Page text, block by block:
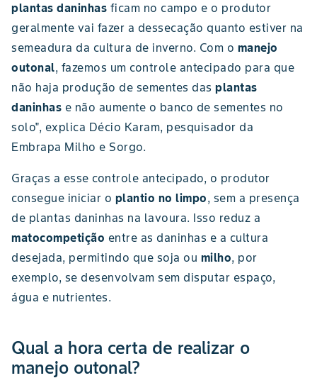
plantas daninhas ficam no campo e o produtor
geralmente vai fazer a dessecação quanto estiver na
semeadura da cultura de inverno. Com o manejo
outonal, fazemos um controle antecipado para que
não haja produção de sementes das plantas
daninhas e não aumente o banco de sementes no
solo", explica Décio Karam, pesquisador da
Embrapa Milho e Sorgo.
Graças a esse controle antecipado, o produtor
consegue iniciar o plantio no limpo, sem a presença
de plantas daninhas na lavoura. Isso reduz a
matocompetição entre as daninhas e a cultura
desejada, permitindo que soja ou milho, por
exemplo, se desenvolvam sem disputar espaço,
água e nutrientes.
Qual a hora certa de realizar o
manejo outonal?